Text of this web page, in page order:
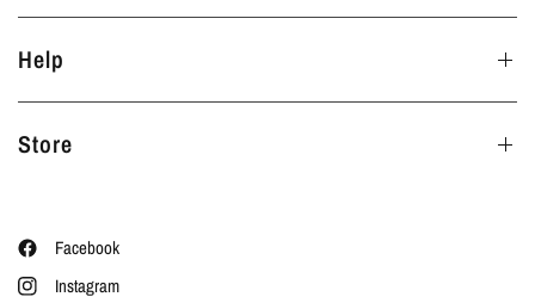
Help
Store
Facebook
Instagram